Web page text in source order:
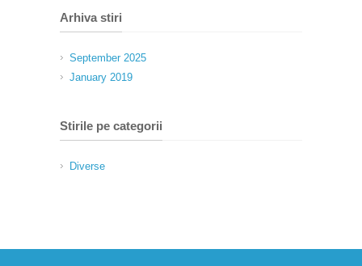
Arhiva stiri
September 2025
January 2019
Stirile pe categorii
Diverse